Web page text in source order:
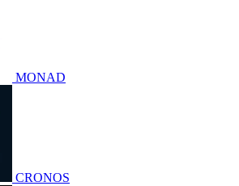
MONAD
CRONOS